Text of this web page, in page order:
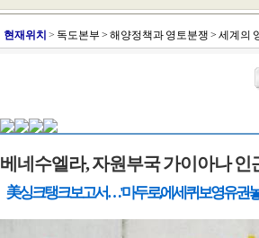
현재위치 > 독도본부 > 해양정책과 영토분쟁 > 세계의
베네수엘라, 자원부국 가이아나 인
美싱크탱크 보고서…'마두로, 에세퀴보 영유권